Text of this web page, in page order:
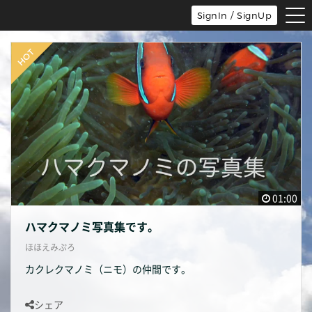
SignIn / SignUp
01:00
ハマクマノミ写真集です。
ほほえみぷろ
カクレクマノミ（ニモ）の仲間です。
シェア